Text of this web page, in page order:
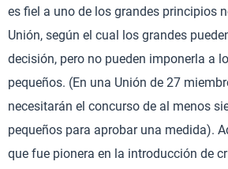
es fiel a uno de los grandes principios
Unión, según el cual los grandes
decisión, pero no pueden imponerla a
pequeños. (En una Unión de 27
necesitarán el concurso de al menos
pequeños para aprobar una medida).
que fue pionera en la introducción de